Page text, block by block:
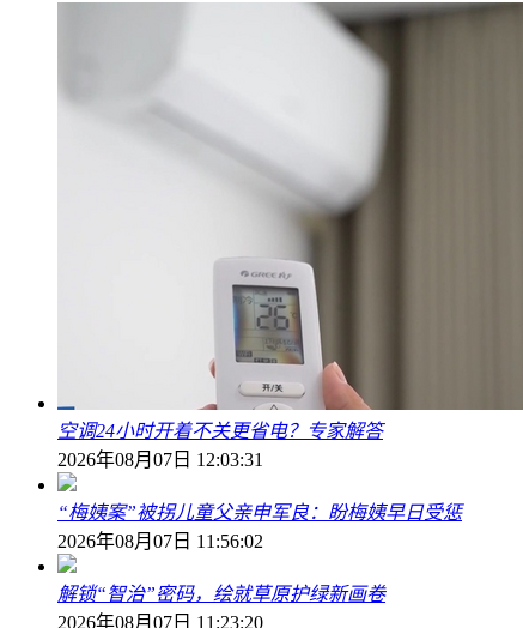
空调24小时开着不关更省电？专家解答
2026年08月07日 12:03:31
“梅姨案”被拐儿童父亲申军良：盼梅姨早日受惩
2026年08月07日 11:56:02
解锁“智治”密码，绘就草原护绿新画卷
2026年08月07日 11:23:20